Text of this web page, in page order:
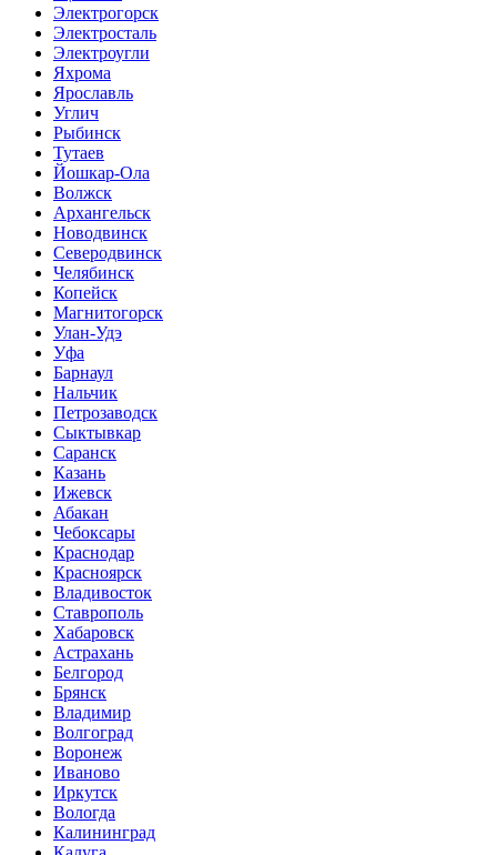
Электрогорск
Электросталь
Электроугли
Яхрома
Ярославль
Углич
Рыбинск
Тутаев
Йошкар-Ола
Волжск
Архангельск
Новодвинск
Северодвинск
Челябинск
Копейск
Магнитогорск
Улан-Удэ
Уфа
Барнаул
Нальчик
Петрозаводск
Сыктывкар
Саранск
Казань
Ижевск
Абакан
Чебоксары
Краснодар
Красноярск
Владивосток
Ставрополь
Хабаровск
Астрахань
Белгород
Брянск
Владимир
Волгоград
Воронеж
Иваново
Иркутск
Вологда
Калининград